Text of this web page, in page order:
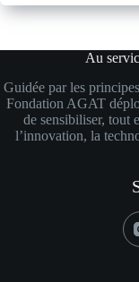
AGAT
La
De
La
Famille
Marilyn
Fisher
Au
Guidée par les
Fondation AGAT
de sensibiliser, tout
l’innovation, la